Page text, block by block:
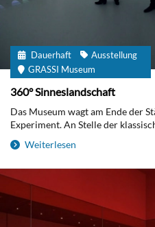
Dauerhaft
Ausstellung
GRASSI Museum
360° Sinneslandschaft
Das Museum wagt am Ende der
Experiment. An Stelle der
Weiterlesen